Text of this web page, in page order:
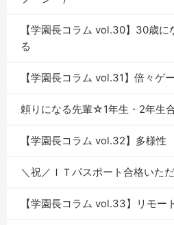
【学園長コラム vol.30】30歳
る
【学園長コラム vol.31】倍々ゲ
頼りになる先輩☆1年生・2年生
【学園長コラム vol.32】多様性
＼祝／ＩＴパスポート合格いた
【学園長コラム vol.33】リモー